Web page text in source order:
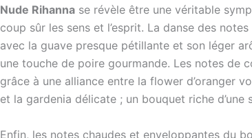
Nude Rihanna se révèle être une véritable
coup sûr les sens et l’esprit. La danse des
avec la guave presque pétillante et son léger
une touche de poire gourmande. Les notes
grâce à une alliance entre la flower d’oranger
et la gardenia délicate ; un bouquet riche d’une
Enfin, les notes chaudes et enveloppantes du